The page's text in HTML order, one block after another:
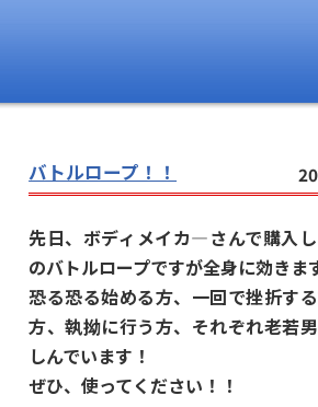
バトルロープ！！
先日、ボディメイカ―さんで購入
のバトルロープですが全身に効きま
恐る恐る始める方、一回で挫折す
方、執拗に行う方、それぞれ老若
しんでいます！
ぜひ、使ってください！！